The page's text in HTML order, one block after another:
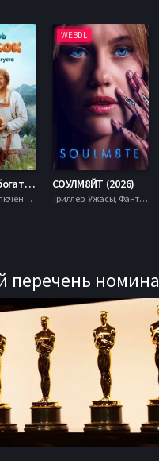
Последний богатырь. Колобок (2026)
Комедия, Приключения, Фэнтези,
WEBDL
СОУЛМ8ЙТ (2026)
Триллер, Ужасы, Фантастика,
перечень